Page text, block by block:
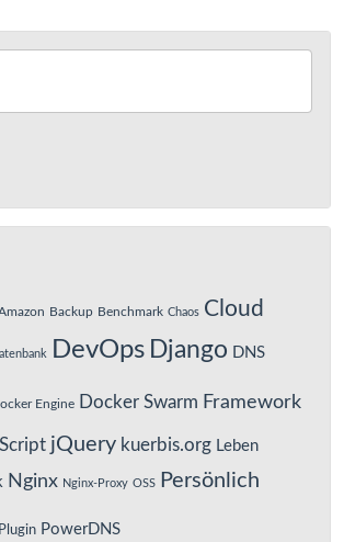
Backup Benchmark Chaos Cloud
DevOps Django DNS
Engine Docker Swarm Framework
jQuery kuerbis.org Leben
Nginx Nginx-Proxy OSS Persönlich
Plugin PowerDNS